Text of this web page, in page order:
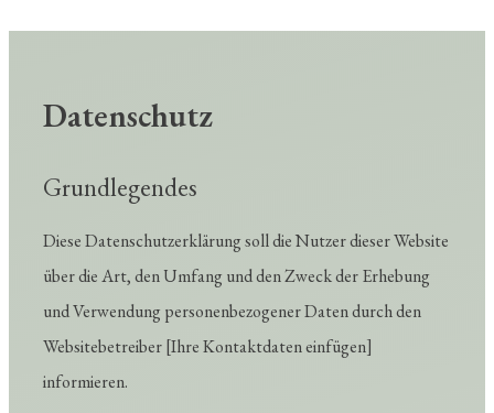
Datenschutz
Grundlegendes
Diese Datenschutzerklärung soll die Nutzer dieser Website
über die Art, den Umfang und den Zweck der Erhebung
und Verwendung personenbezogener Daten durch den
Websitebetreiber [Ihre Kontaktdaten einfügen]
informieren.